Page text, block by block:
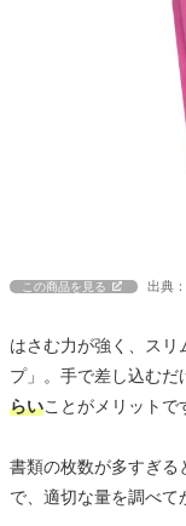
この商品を見る 出典
はさむ力が強く、スリ
プ」。手で差し込むだ
らいことがメリットで
書類の枚数が多すぎる
で、適切な量を調べて